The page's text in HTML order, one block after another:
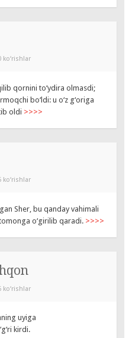
ko‘rishlar
qornini to‘ydira olmasdi;
bo‘ldi: u o‘z g‘origa
oldi >>>>
ko‘rishlar
Sher, bu qanday vahimali
o‘girilib qaradi. >>>>
ko‘rishlar
uyiga
kirdi.